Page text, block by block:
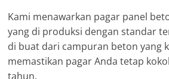
Kami menawarkan pagar panel
yang di produksi dengan standar
di buat dari campuran beton yang
memastikan pagar Anda tetap
tahun.